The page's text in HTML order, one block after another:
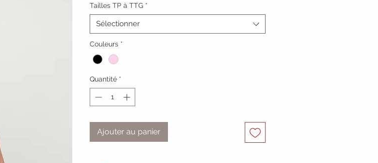
Tailles TP à TTG *
Sélectionner
Couleurs *
Quantité *
Ajouter au panier